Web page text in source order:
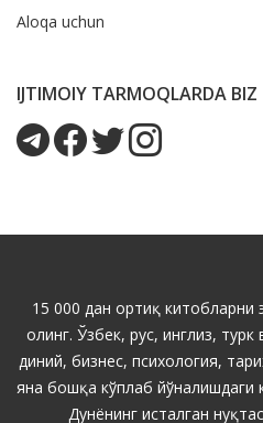
Aloqa uchun
IJTIMOIY TARMOQLARDA BIZ
15 000 дан ортиқ китобларни
олинг. Ўзбек, рус, инглиз,
диний, бизнес, психология,
яна бошқа кўплаб йўналишдаги
Дунёнинг исталган